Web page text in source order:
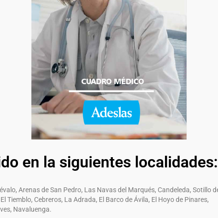
en la siguientes localidades:
Arenas de San Pedro, Las Navas del Marqués, Candeleda, Sotillo
Tiemblo, Cebreros, La Adrada, El Barco de Ávila, El Hoyo de Pinares,
Navaluenga.